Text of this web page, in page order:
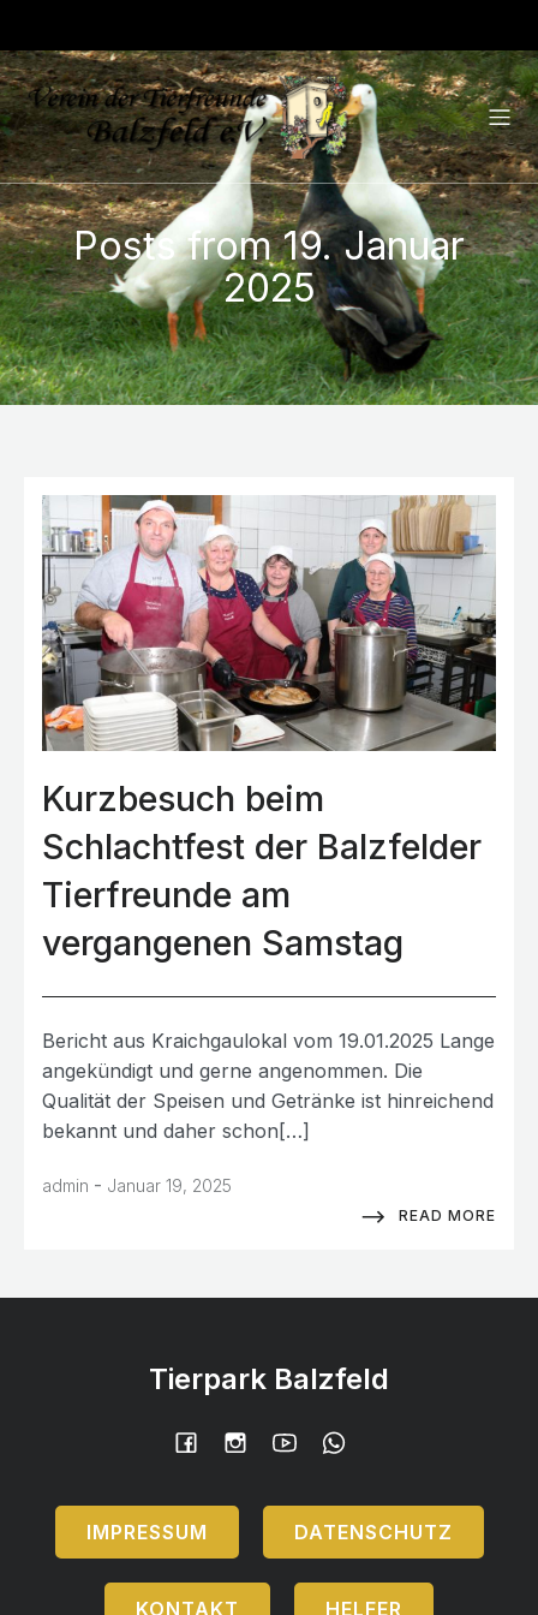
Posts from 19. Januar
2025
Kurzbesuch beim
Schlachtfest der Balzfelder
Tierfreunde am
vergangenen Samstag
Bericht aus Kraichgaulokal vom 19.01.2025 Lange
angekündigt und gerne angenommen. Die
Qualität der Speisen und Getränke ist hinreichend
bekannt und daher schon[…]
admin - Januar 19, 2025
READ MORE
Tierpark Balzfeld
IMPRESSUM DATENSCHUTZ
KONTAKT HELFER